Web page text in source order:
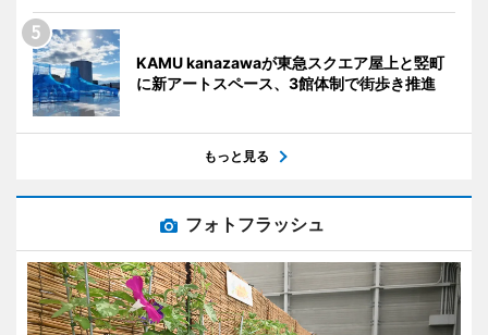
KAMU kanazawaが東急スクエア屋上と竪町
に新アートスペース、3館体制で街歩き推進
もっと見る
フォトフラッシュ